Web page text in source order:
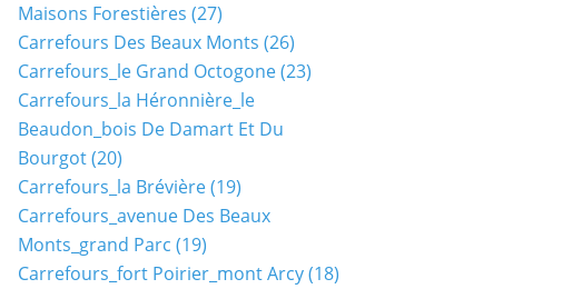
Maisons Forestières (27)
Carrefours Des Beaux Monts (26)
Carrefours_le Grand Octogone(23)
Carrefours_la Héronnière_le
Beaudon_bois De Damart Et Du
Bourgot(20)
Carrefours_la Brévière(19)
Carrefours_avenue Des Beaux
Monts_grand Parc (19)
Carrefours_fort Poirier_mont Arcy(18)